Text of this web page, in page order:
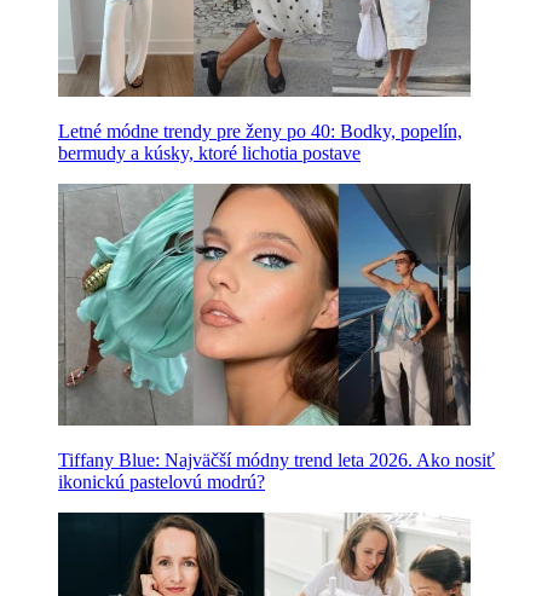
Letné módne trendy pre ženy po 40: Bodky, popelín,
bermudy a kúsky, ktoré lichotia postave
Tiffany Blue: Najväčší módny trend leta 2026. Ako nosiť
ikonickú pastelovú modrú?